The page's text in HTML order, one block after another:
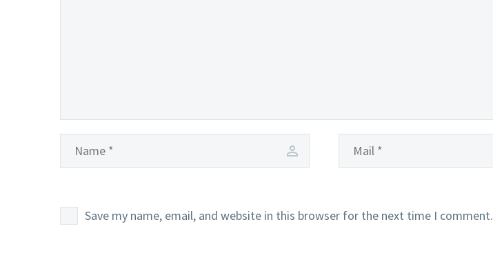
Save my name, email, and website in this browser for the next time I comment.